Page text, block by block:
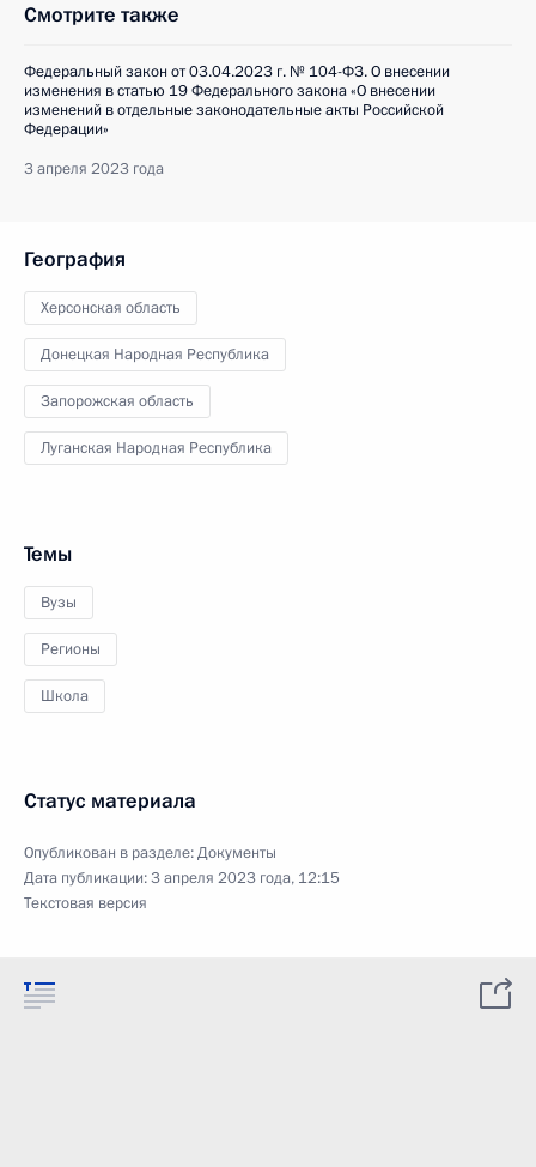
Смотрите также
Федеральный закон от 03.04.2023 г. № 104-ФЗ. О внесении
изменения в статью 19 Федерального закона «О внесении
изменений в отдельные законодательные акты Российской
Федерации»
3 апреля 2023 года
География
Херсонская область
Донецкая Народная Республика
Запорожская область
Луганская Народная Республика
Темы
Вузы
Регионы
Школа
Статус материала
Опубликован в разделе:Документы
Дата публикации:3 апреля 2023 года, 12:15
Текстовая версия